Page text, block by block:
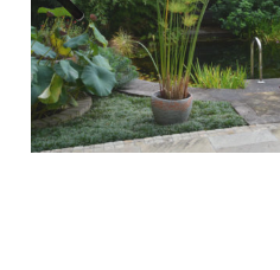
Previous